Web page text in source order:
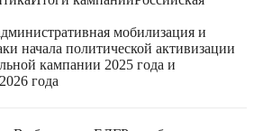
мобилизация и
начала политической активизации
кампании 2025 года и
года